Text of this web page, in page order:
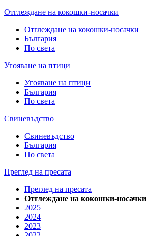
Отглеждане на кокошки-носачки
Отглеждане на кокошки-носачки
България
По света
Угояване на птици
Угояване на птици
България
По света
Свиневъдство
Свиневъдство
България
По света
Преглед на пресата
Преглед на пресата
Отглеждане на кокошки-носачки
2025
2024
2023